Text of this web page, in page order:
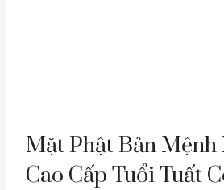
Mặt Phật Bản Mệnh
Cao Cấp Tuổi Tuất